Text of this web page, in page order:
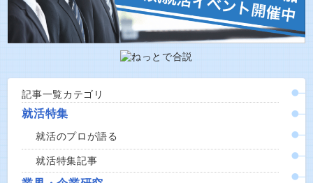
記事一覧カテゴリ
就活特集
就活のプロが語る
就活特集記事